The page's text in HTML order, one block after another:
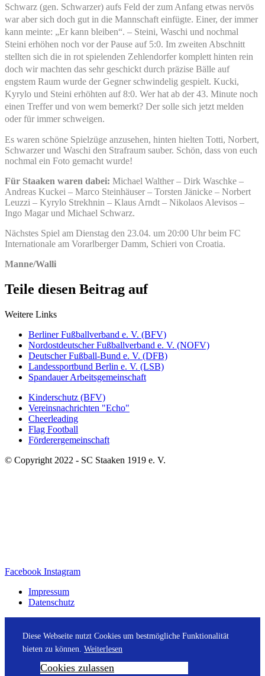
Schwarz (gen. Schwarzer) aufs Feld der zum Anfang etwas nervös
war aber sich doch gut in die Mannschaft einfügte. Einer, der immer
kann meinte: „Er kann bleiben“. – Steini, Waschi und nochmal
Steini erhöhen noch vor der Pause auf 5:0. Im zweiten Abschnitt
stellten sich die in rot spielenden Zehlendorfer komplett hinten rein
doch wir machten das sehr geschickt durch präzise Bälle auf
engstem Raum wurde der Gegner schwindelig gespielt. Kucki,
Kyrylo und Steini erhöhten auf 8:0. Wer hat ab der 43. Minute noch
einen Treffer und von wem bemerkt? Der solle sich jetzt melden
oder für immer schweigen.
Es waren schöne Spielzüge anzusehen, hinten hielten Totti, Norbert,
Schwarzer und Waschi den Strafraum sauber. Schön, dass von euch
nochmal ein Foto gemacht wurde!
Für Staaken waren dabei: Michael Walther – Dirk Waschke –
Andreas Kuckei – Marco Steinhäuser – Torsten Jänicke – Norbert
Leuzzi – Kyrylo Strekhnin – Klaus Arndt – Nikolaos Alevisos –
Ingo Magar und Michael Schwarz.
Nächstes Spiel am Dienstag den 23.04. um 20:00 Uhr beim FC
Internationale am Vorarlberger Damm, Schieri von Croatia.
Manne/Walli
Teile diesen Beitrag auf
Weitere Links
Berliner Fußballverband e. V. (BFV)
Nordostdeutscher Fußballverband e. V. (NOFV)
Deutscher Fußball-Bund e. V. (DFB)
Landessportbund Berlin e. V. (LSB)
Spandauer Arbeitsgemeinschaft
Kinderschutz (BFV)
Vereinsnachrichten "Echo"
Cheerleading
Flag Football
Förderergemeinschaft
© Copyright 2022 - SC Staaken 1919 e. V.
Facebook Instagram
Impressum
Datenschutz
Diese Webseite nutzt Cookies um bestmögliche Funktionalität
bieten zu können. Weiterlesen
Cookies zulassen